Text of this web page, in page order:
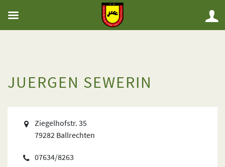
JUERGEN SEWERIN
Ziegelhofstr. 35
79282 Ballrechten
07634/8263